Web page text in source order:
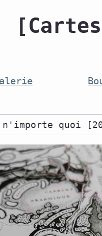
quoi